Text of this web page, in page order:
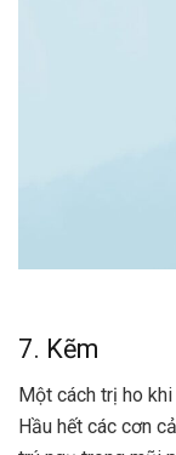
7. Kẽm
Một cách trị ho
Hầu hết các cơn